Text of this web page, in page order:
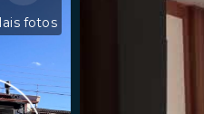
fotos